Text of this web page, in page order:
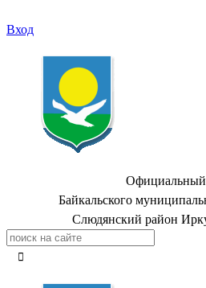
Вход
Официальный
Байкальского
Слюдянский район